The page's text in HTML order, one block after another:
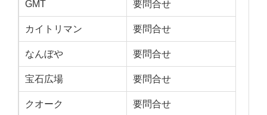
GMT 要問合せ
カイトリマン 要問合せ
なんぼや 要問合せ
宝石広場 要問合せ
クオーク 要問合せ